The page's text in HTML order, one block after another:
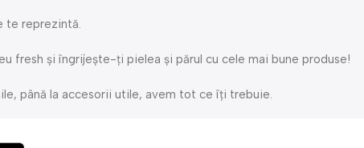
te reprezintă.
fresh și îngrijește-ți pielea și părul cu cele mai bune produse!
până la accesorii utile, avem tot ce îți trebuie.